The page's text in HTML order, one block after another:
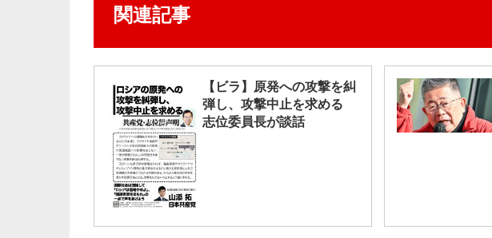
関連記事
【ビラ】原発への攻撃を糾
弾し、攻撃中止を求める
志位委員長が談話